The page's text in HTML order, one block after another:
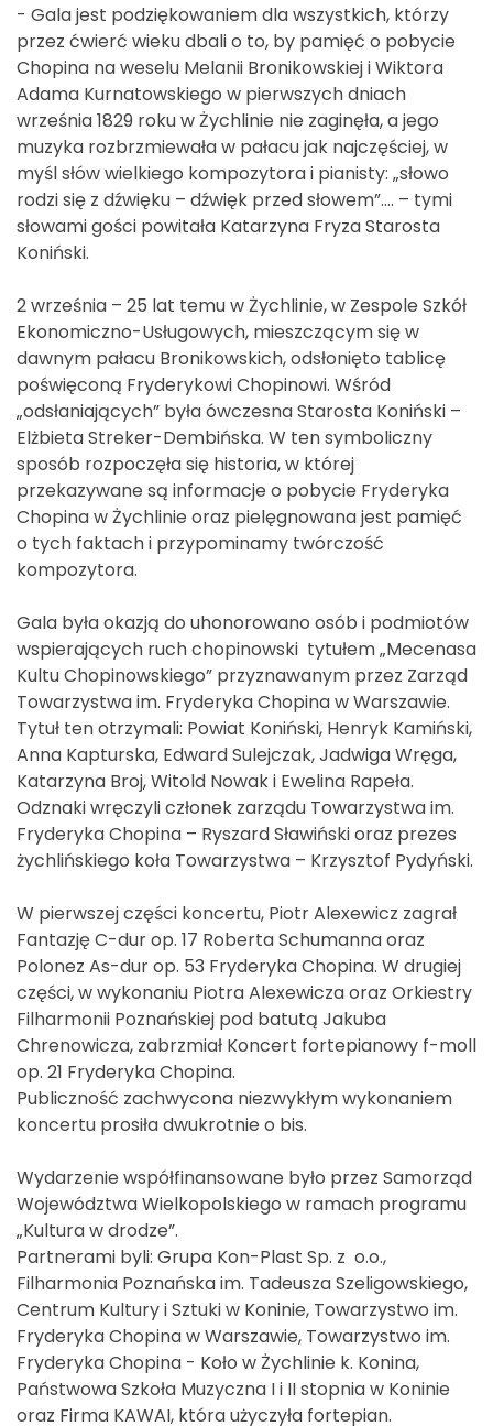
- Gala jest podziękowaniem dla wszystkich, którzy
przez ćwierć wieku dbali o to, by pamięć o pobycie
Chopina na weselu Melanii Bronikowskiej i Wiktora
Adama Kurnatowskiego w pierwszych dniach
września 1829 roku w Żychlinie nie zaginęła, a jego
muzyka rozbrzmiewała w pałacu jak najczęściej, w
myśl słów wielkiego kompozytora i pianisty: „słowo
rodzi się z dźwięku – dźwięk przed słowem”…. – tymi
słowami gości powitała Katarzyna Fryza Starosta
Koniński.
2 września – 25 lat temu w Żychlinie, w Zespole Szkół
Ekonomiczno-Usługowych, mieszczącym się w
dawnym pałacu Bronikowskich, odsłonięto tablicę
poświęconą Fryderykowi Chopinowi. Wśród
„odsłaniających” była ówczesna Starosta Koniński –
Elżbieta Streker-Dembińska. W ten symboliczny
sposób rozpoczęła się historia, w której
przekazywane są informacje o pobycie Fryderyka
Chopina w Żychlinie oraz pielęgnowana jest pamięć
o tych faktach i przypominamy twórczość
kompozytora.
Gala była okazją do uhonorowano osób i podmiotów
wspierających ruch chopinowski tytułem „Mecenasa
Kultu Chopinowskiego” przyznawanym przez Zarząd
Towarzystwa im. Fryderyka Chopina w Warszawie.
Tytuł ten otrzymali: Powiat Koniński, Henryk Kamiński,
Anna Kapturska, Edward Sulejczak, Jadwiga Wręga,
Katarzyna Broj, Witold Nowak i Ewelina Rapeła.
Odznaki wręczyli członek zarządu Towarzystwa im.
Fryderyka Chopina – Ryszard Sławiński oraz prezes
żychlińskiego koła Towarzystwa – Krzysztof Pydyński.
W pierwszej części koncertu, Piotr Alexewicz zagrał
Fantazję C-dur op. 17 Roberta Schumanna oraz
Polonez As-dur op. 53 Fryderyka Chopina. W drugiej
części, w wykonaniu Piotra Alexewicza oraz Orkiestry
Filharmonii Poznańskiej pod batutą Jakuba
Chrenowicza, zabrzmiał Koncert fortepianowy f-moll
op. 21 Fryderyka Chopina.
Publiczność zachwycona niezwykłym wykonaniem
koncertu prosiła dwukrotnie o bis.
Wydarzenie współfinansowane było przez Samorząd
Województwa Wielkopolskiego w ramach programu
„Kultura w drodze”.
Partnerami byli: Grupa Kon-Plast Sp. z o.o.,
Filharmonia Poznańska im. Tadeusza Szeligowskiego,
Centrum Kultury i Sztuki w Koninie, Towarzystwo im.
Fryderyka Chopina w Warszawie, Towarzystwo im.
Fryderyka Chopina - Koło w Żychlinie k. Konina,
Państwowa Szkoła Muzyczna I i II stopnia w Koninie
oraz Firma KAWAI, która użyczyła fortepian.